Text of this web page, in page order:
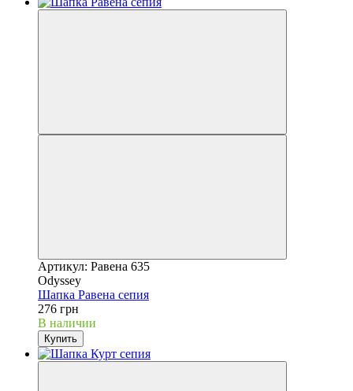
Артикул: Равена 635
Odyssey
Шапка Равена сепия
276 грн
В наличии
Купить